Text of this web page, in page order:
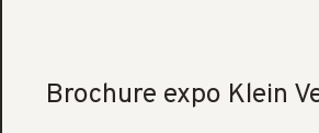
Brochure expo Klein